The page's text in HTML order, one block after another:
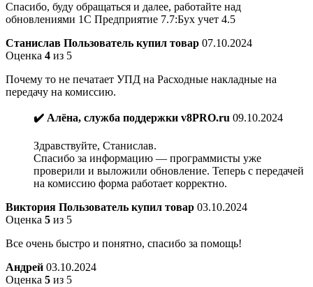
Спасибо, буду обращаться и далее, работайте над
обновлениями 1С Предприятие 7.7:Бух учет 4.5
Станислав Пользователь купил товар 07.10.2024
Оценка 4 из 5
Почему то не печатает УПД на Расходные накладные на
передачу на комиссию.
✔️ Алёна, служба поддержки v8PRO.ru 09.10.2024
Здравствуйте, Станислав.
Спасибо за информацию — программисты уже
проверили и выложили обновление. Теперь с передачей
на комиссию форма работает корректно.
Виктория Пользователь купил товар 03.10.2024
Оценка 5 из 5
Все очень быстро и понятно, спасибо за помощь!
Андрей 03.10.2024
Оценка 5 из 5